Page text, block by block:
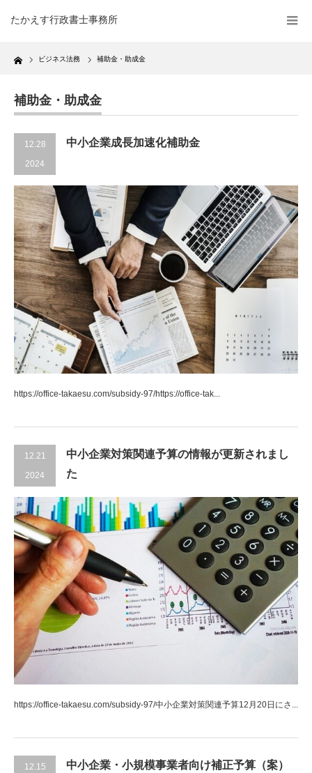
たかえす行政書士事務所
Home ビジネス法務 補助金・助成金
補助金・助成金
12.28
2024
中小企業成長加速化補助金
https://office-takaesu.com/subsidy-97/https://office-tak...
12.21
2024
中小企業対策関連予算の情報が更新されまし
た
https://office-takaesu.com/subsidy-97/中小企業対策関連予算12月20日にさ...
12.15
中小企業・小規模事業者向け補正予算（案）